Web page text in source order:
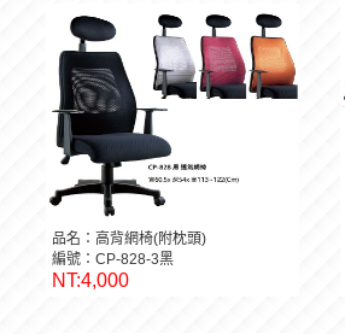
品名：高背網椅(附枕頭)
編號：CP-828-3黑
NT:4,000